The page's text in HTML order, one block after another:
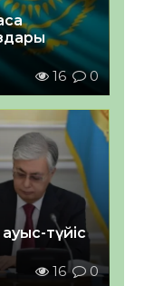
16 0
түйіс
16 0